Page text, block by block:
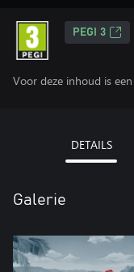
PEGI 3
Voor deze inhoud is
DETAILS
Galerie